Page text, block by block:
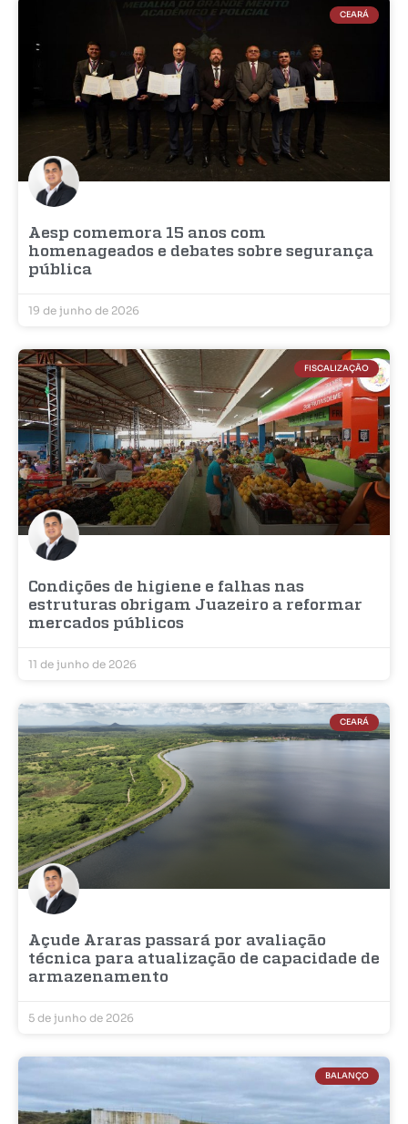
CEARÁ
Aesp comemora 15 anos com
homenageados e debates sobre segurança
pública
19 de junho de 2026
FISCALIZAÇÃO
Condições de higiene e falhas nas
estruturas obrigam Juazeiro a reformar
mercados públicos
11 de junho de 2026
CEARÁ
Açude Araras passará por avaliação
técnica para atualização de capacidade de
armazenamento
5 de junho de 2026
BALANÇO